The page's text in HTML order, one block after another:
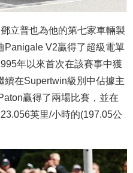
立普也為他的第七家車輛製
Panigale V2贏得了超級電單
年以來首次在該賽事中獲
續在Supertwin級別中佔據主
贏得了兩場比賽，並在
英里/小時的(197.05公